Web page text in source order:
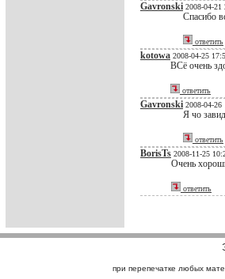
Gavronski 2008-04-21
Спасибо
ответить
kotowa 2008-04-25
ВСё очень
ответить
Gavronski 2008-04-26
Я чо
ответить
BorisTs 2008-11-25
Очень
ответить
при перепечатке любых